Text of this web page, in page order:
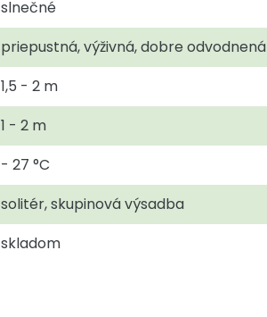
slnečné
priepustná, výživná, dobre odvodnená
1,5 - 2 m
1 - 2 m
- 27 °C
solitér, skupinová výsadba
skladom